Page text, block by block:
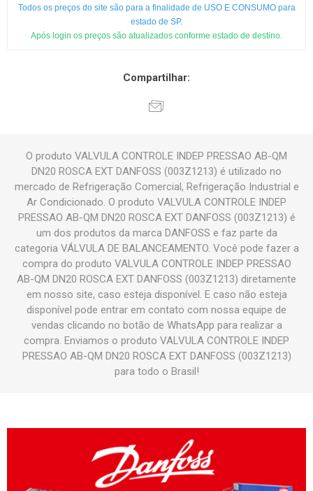
Todos os preços do site são para a finalidade de USO E CONSUMO para
estado de SP.
Após login os preços são atualizados conforme estado de destino.
Compartilhar:
O produto VALVULA CONTROLE INDEP PRESSAO AB-QM
DN20 ROSCA EXT DANFOSS (003Z1213) é utilizado no
mercado de Refrigeração Comercial, Refrigeração Industrial e
Ar Condicionado. O produto VALVULA CONTROLE INDEP
PRESSAO AB-QM DN20 ROSCA EXT DANFOSS (003Z1213) é
um dos produtos da marca DANFOSS e faz parte da
categoria VÁLVULA DE BALANCEAMENTO. Você pode fazer a
compra do produto VALVULA CONTROLE INDEP PRESSAO
AB-QM DN20 ROSCA EXT DANFOSS (003Z1213) diretamente
em nosso site, caso esteja disponível. E caso não esteja
disponível pode entrar em contato com nossa equipe de
vendas clicando no botão de WhatsApp para realizar a
compra. Enviamos o produto VALVULA CONTROLE INDEP
PRESSAO AB-QM DN20 ROSCA EXT DANFOSS (003Z1213)
para todo o Brasil!